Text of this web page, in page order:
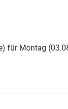
für Montag